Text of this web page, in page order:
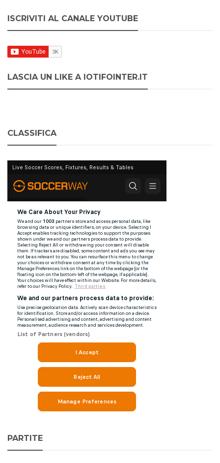
ISCRIVITI AL CANALE YOUTUBE
LASCIA UN LIKE A IOTIFOINTER.IT
CLASSIFICA
PARTITE